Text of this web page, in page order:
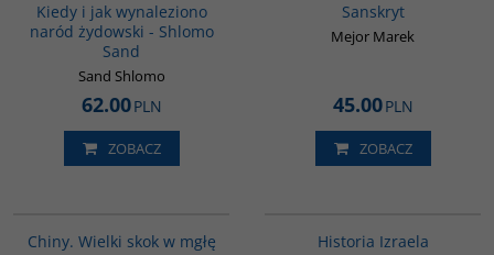
Kiedy i jak wynaleziono
naród żydowski - Shlomo
Sand
Sand Shlomo
62.00PLN
ZOBACZ
Sanskryt
Mejor Marek
45.00PLN
ZOBACZ
Chiny. Wielki skok w mgłę Historia Izraela